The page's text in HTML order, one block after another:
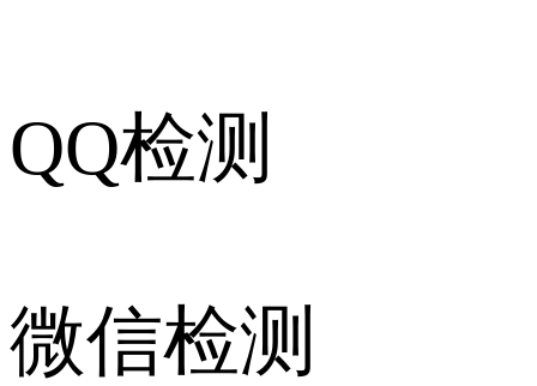
QQ检测
微信检测